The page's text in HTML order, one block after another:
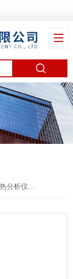
分析仪>